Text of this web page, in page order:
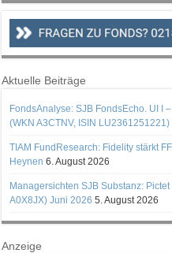
Aktuelle Beiträge
FondsAnalyse: SJB FondsEcho. UI I
(WKN A3CTNV, ISIN LU2361251221)
TIAM FundResearch: Fidelity stärkt
Heynen 6. August 2026
Managersichten SJB Substanz:
A0X8JX) Juni 2026 5. August 2026
Anzeige